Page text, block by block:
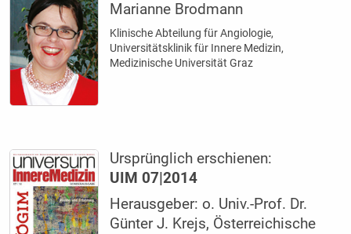
Marianne Brodmann
Klinische Abteilung für Angiologie,
Universitätsklinik für Innere Medizin,
Medizinische Universität Graz
Ursprünglich erschienen:
UIM 07|2014
Herausgeber: o. Univ.-Prof. Dr.
Günter J. Krejs, Österreichische